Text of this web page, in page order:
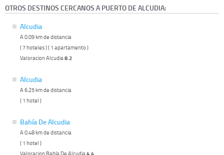
OTROS DESTINOS CERCANOS A PUERTO DE ALCUDIA:
Alcudia
A 0.09 km de distancia
( 7 hoteles ) ( 1 apartamento )
Valoracion Alcudia 8.2
Alcudia
A 6.25 km de distancia
( 1 hotel )
Bahía De Alcudia
A 0.48 km de distancia
( 1 hotel )
Valoracion Bahía De Alcudia